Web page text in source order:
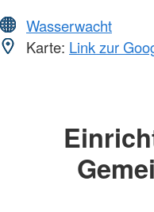
Wasserwacht
Karte: Link zur